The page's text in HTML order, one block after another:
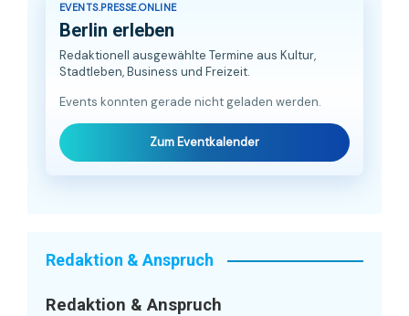
EVENTS.PRESSE.ONLINE
Berlin erleben
Redaktionell ausgewählte Termine aus Kultur,
Stadtleben, Business und Freizeit.
Events konnten gerade nicht geladen werden.
Zum Eventkalender
Redaktion & Anspruch
Redaktion & Anspruch